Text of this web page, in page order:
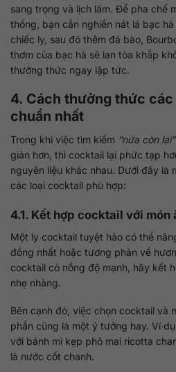
sang trọng và lịch lãm. Để pha chế
thống, bạn cần nghiền nát lá bạc
chiếc ly, sau đó thêm đá bào,
thơm của bạc hà sẽ lan tỏa khắp
thưởng thức ngay lập tức.
4. Cách thưởng thức
chuẩn nhất
Trong khi việc tìm kiếm “nửa còn lại”
giản hơn, thì cocktail lại phức tạp
nguyên liệu khác nhau. Dưới đây là
các loại cocktail phù hợp:
4.1. Kết hợp cocktail với món
Một ly cocktail tuyệt hảo có thể
đồng nhất hoặc tương phản về
cocktail có nồng độ mạnh, hãy kết
nhẹ nhàng.
Bên cạnh đó, việc chọn cocktail và
phần cũng là một ý tưởng hay. Ví
với bánh mì kẹp phô mai ricotta
là nước cốt chanh.